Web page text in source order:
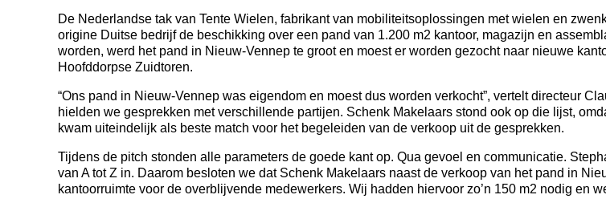
De Nederlandse tak van Tente Wielen, fabrikant van mobiliteitsoplossingen met wielen en
origine Duitse bedrijf de beschikking over een pand van 1.200 m2 kantoor, magazijn en
worden, werd het pand in Nieuw-Vennep te groot en moest er worden gezocht naar nieuwe
Hoofddorpse Zuidtoren.
“Ons pand in Nieuw-Vennep was eigendom en moest dus worden verkocht”, vertelt directeur
hielden we gesprekken met verschillende partijen. Schenk Makelaars stond ook op die lijst,
kwam uiteindelijk als beste match voor het begeleiden van de verkoop uit de gesprekken.
Tijdens de pitch stonden alle parameters de goede kant op. Qua gevoel en communicatie.
van A tot Z in. Daarom besloten we dat Schenk Makelaars naast de verkoop van het pand in
kantoorruimte voor de overblijvende medewerkers. Wij hadden hiervoor zo’n 150 m2 nodig en